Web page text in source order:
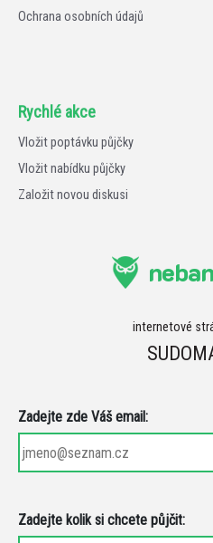
Ochrana osobních údajů
Rychlé akce
Vložit poptávku půjčky
Vložit nabídku půjčky
Založit novou diskusi
internetové
Zadejte zde Váš email:
Zadejte kolik si chcete půjčit: